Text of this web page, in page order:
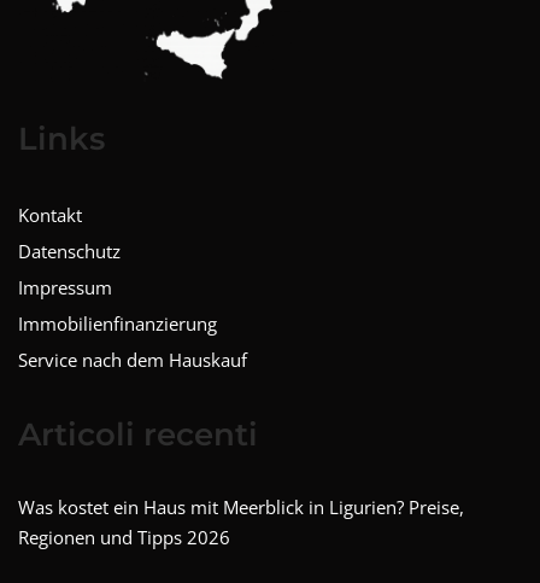
Links
Kontakt
Datenschutz
Impressum
Immobilienfinanzierung
Service nach dem Hauskauf
Articoli recenti
Was kostet ein Haus mit Meerblick in Ligurien? Preise,
Regionen und Tipps 2026